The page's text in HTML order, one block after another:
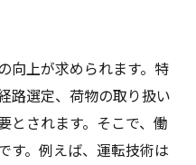
向上が求められます。特
路選定、荷物の取り扱い
とされます。そこで、働
す。例えば、運転技術は